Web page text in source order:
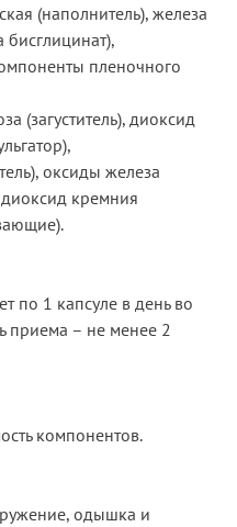
(наполнитель), железа
пленочного
(загуститель), диоксид
оксиды железа
диоксид кремния
по 1 капсуле в день во
приема – не менее 2
компонентов.
одышка и